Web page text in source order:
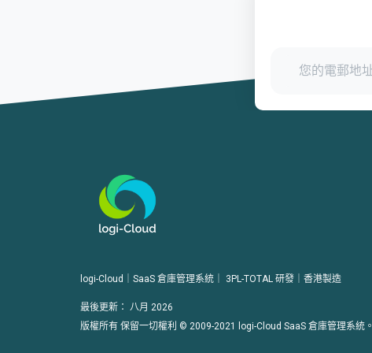
logi-Cloud｜SaaS 倉庫管理系統｜ 3PL-TOTAL 研發｜香港製造
最後更新： 八月 2026
版權所有 保留一切權利 © 2009-2021 logi-Cloud SaaS 倉庫管理系統。